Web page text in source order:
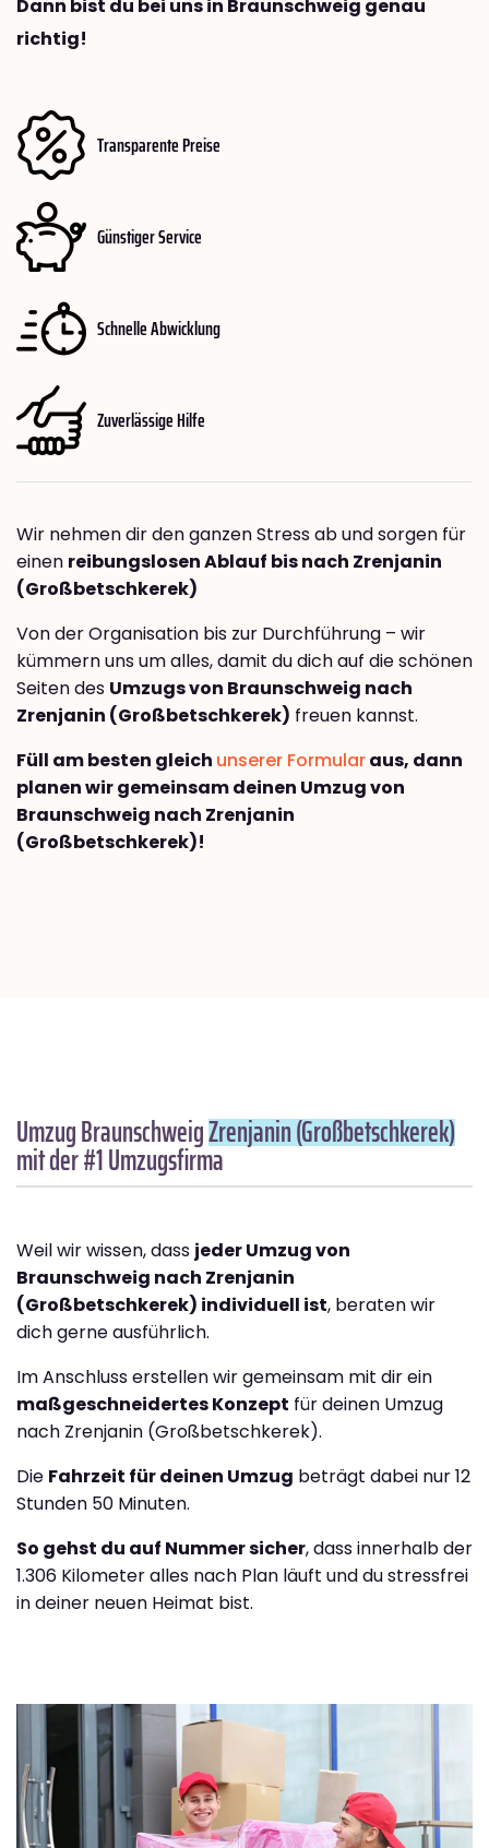
Dann bist du bei uns in Braunschweig genau
richtig!
Transparente Preise
Günstiger Service
Schnelle Abwicklung
Zuverlässige Hilfe
Wir nehmen dir den ganzen Stress ab und sorgen für
einen reibungslosen Ablauf bis nach Zrenjanin
(Großbetschkerek)
Von der Organisation bis zur Durchführung – wir
kümmern uns um alles, damit du dich auf die schönen
Seiten des Umzugs von Braunschweig nach
Zrenjanin (Großbetschkerek) freuen kannst.
Füll am besten gleich unserer Formularaus, dann
planen wir gemeinsam deinen Umzug von
Braunschweig nach Zrenjanin
(Großbetschkerek)!
Umzug BraunschweigZrenjanin (Großbetschkerek)
mit der #1 Umzugsfirma
Weil wir wissen, dass jeder Umzug von
Braunschweig nach Zrenjanin
(Großbetschkerek) individuell ist, beraten wir
dich gerne ausführlich.
Im Anschluss erstellen wir gemeinsam mit dir ein
maßgeschneidertes Konzept für deinen Umzug
nach Zrenjanin (Großbetschkerek).
Die Fahrzeit für deinen Umzug beträgt dabei nur 12
Stunden 50 Minuten.
So gehst du auf Nummer sicher, dass innerhalb der
1.306 Kilometer alles nach Plan läuft und du stressfrei
in deiner neuen Heimat bist.